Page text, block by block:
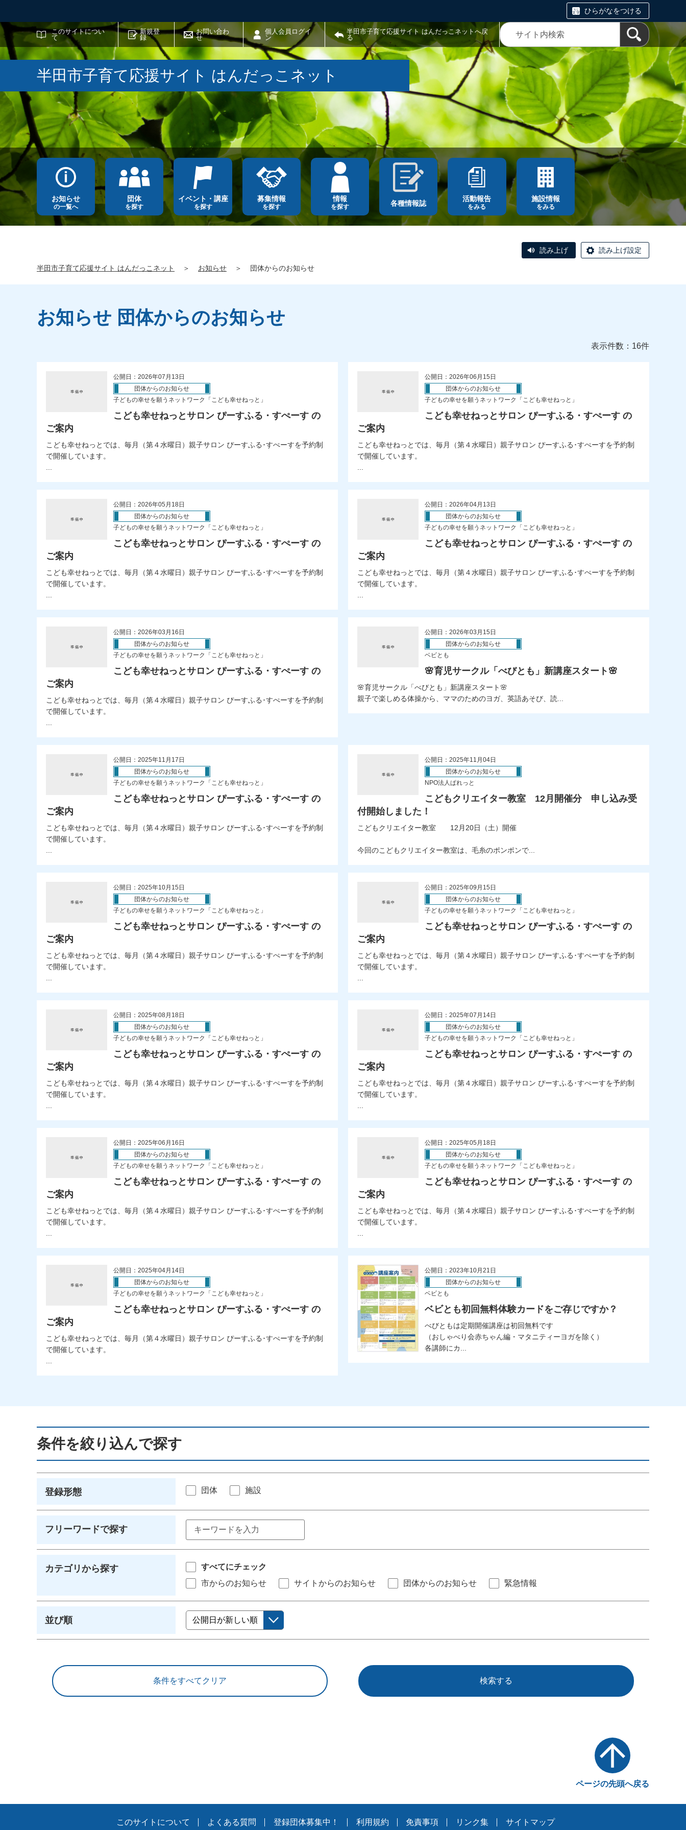
ひらがなをつける
このサイトについ
て
新規登
録
お問い合わ
せ
個人会員ログイ
ン
半田市子育て応援サイト はんだっこネットへ戻
る
サイト内検索
半田市子育て応援サイト はんだっこネット
お知らせ
の一覧へ
団体
を探す
イベント・講座
を探す
募集情報
を探す
情報
を探す 各種情報誌
活動報告
をみる
施設情報
をみる
読み上げ 読み上げ設定
半田市子育て応援サイト はんだっこネット ＞ お知らせ ＞ 団体からのお知らせ
お知らせ 団体からのお知らせ
表示件数：16件
公開日：2026年07月13日
団体からのお知らせ
子どもの幸せを願うネットワーク「こども幸せねっと」
こども幸せねっとサロン ぴーすふる・すぺーす の
ご案内
こども幸せねっとでは、毎月（第４水曜日）親子サロン ぴーすふる･すぺーすを予約制
で開催しています。
公開日：2026年06月15日
団体からのお知らせ
子どもの幸せを願うネットワーク「こども幸せねっと」
こども幸せねっとサロン ぴーすふる・すぺーす の
ご案内
こども幸せねっとでは、毎月（第４水曜日）親子サロン ぴーすふる･すぺーすを予約制
で開催しています。
公開日：2026年05月18日
団体からのお知らせ
子どもの幸せを願うネットワーク「こども幸せねっと」
こども幸せねっとサロン ぴーすふる・すぺーす の
ご案内
こども幸せねっとでは、毎月（第４水曜日）親子サロン ぴーすふる･すぺーすを予約制
で開催しています。
公開日：2026年04月13日
団体からのお知らせ
子どもの幸せを願うネットワーク「こども幸せねっと」
こども幸せねっとサロン ぴーすふる・すぺーす の
ご案内
こども幸せねっとでは、毎月（第４水曜日）親子サロン ぴーすふる･すぺーすを予約制
で開催しています。
公開日：2026年03月16日
団体からのお知らせ
子どもの幸せを願うネットワーク「こども幸せねっと」
こども幸せねっとサロン ぴーすふる・すぺーす の
ご案内
こども幸せねっとでは、毎月（第４水曜日）親子サロン ぴーすふる･すぺーすを予約制
で開催しています。
公開日：2026年03月15日
団体からのお知らせ
ベビとも
🌸育児サークル「べびとも」新講座スタート🌸
🌸育児サークル「べびとも」新講座スタート🌸
親子で楽しめる体操から、ママのためのヨガ、英語あそび、読...
公開日：2025年11月17日
団体からのお知らせ
子どもの幸せを願うネットワーク「こども幸せねっと」
こども幸せねっとサロン ぴーすふる・すぺーす の
ご案内
こども幸せねっとでは、毎月（第４水曜日）親子サロン ぴーすふる･すぺーすを予約制
で開催しています。
公開日：2025年11月04日
団体からのお知らせ
NPO法人ぱれっと
こどもクリエイター教室 12月開催分 申し込み受
付開始しました！
こどもクリエイター教室 12月20日（土）開催
今回のこどもクリエイター教室は、毛糸のポンポンで...
公開日：2025年10月15日
団体からのお知らせ
子どもの幸せを願うネットワーク「こども幸せねっと」
こども幸せねっとサロン ぴーすふる・すぺーす の
ご案内
こども幸せねっとでは、毎月（第４水曜日）親子サロン ぴーすふる･すぺーすを予約制
で開催しています。
公開日：2025年09月15日
団体からのお知らせ
子どもの幸せを願うネットワーク「こども幸せねっと」
こども幸せねっとサロン ぴーすふる・すぺーす の
ご案内
こども幸せねっとでは、毎月（第４水曜日）親子サロン ぴーすふる･すぺーすを予約制
で開催しています。
公開日：2025年08月18日
団体からのお知らせ
子どもの幸せを願うネットワーク「こども幸せねっと」
こども幸せねっとサロン ぴーすふる・すぺーす の
ご案内
こども幸せねっとでは、毎月（第４水曜日）親子サロン ぴーすふる･すぺーすを予約制
で開催しています。
公開日：2025年07月14日
団体からのお知らせ
子どもの幸せを願うネットワーク「こども幸せねっと」
こども幸せねっとサロン ぴーすふる・すぺーす の
ご案内
こども幸せねっとでは、毎月（第４水曜日）親子サロン ぴーすふる･すぺーすを予約制
で開催しています。
公開日：2025年06月16日
団体からのお知らせ
子どもの幸せを願うネットワーク「こども幸せねっと」
こども幸せねっとサロン ぴーすふる・すぺーす の
ご案内
こども幸せねっとでは、毎月（第４水曜日）親子サロン ぴーすふる･すぺーすを予約制
で開催しています。
公開日：2025年05月18日
団体からのお知らせ
子どもの幸せを願うネットワーク「こども幸せねっと」
こども幸せねっとサロン ぴーすふる・すぺーす の
ご案内
こども幸せねっとでは、毎月（第４水曜日）親子サロン ぴーすふる･すぺーすを予約制
で開催しています。
公開日：2025年04月14日
団体からのお知らせ
子どもの幸せを願うネットワーク「こども幸せねっと」
こども幸せねっとサロン ぴーすふる・すぺーす の
ご案内
こども幸せねっとでは、毎月（第４水曜日）親子サロン ぴーすふる･すぺーすを予約制
で開催しています。
公開日：2023年10月21日
団体からのお知らせ
ベビとも
ベビとも初回無料体験カードをご存じですか？
べびともは定期開催講座は初回無料です
（おしゃべり会赤ちゃん編・マタニティーヨガを除く）
各講師にカ...
条件を絞り込んで探す
登録形態 団体 施設
フリーワードで探す
カテゴリから探す
すべてにチェック
市からのお知らせ
サイトからのお知らせ 団体からのお知らせ 緊急情報
並び順
検索する
ページの先頭へ戻る
このサイトについて よくある質問 登録団体募集中！ 利用規約 免責事項 リンク集 サイトマップ